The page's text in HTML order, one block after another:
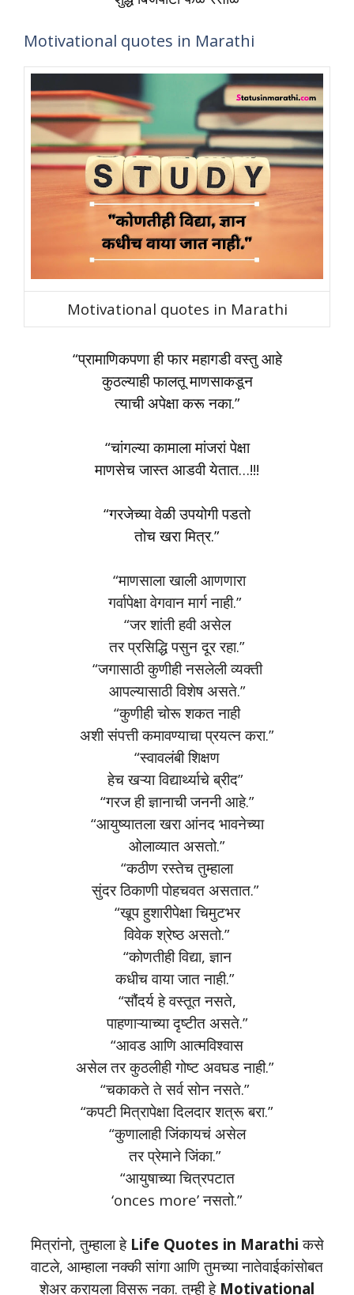
Motivational quotes in Marathi
Motivational quotes in Marathi
“प्रामाणिकपणा ही फार महागडी वस्तु आहे
कुठल्याही फालतू माणसाकडून
त्याची अपेक्षा करू नका.”
“चांगल्या कामाला मांजरां पेक्षा
माणसेच जास्त आडवी येतात…!!!
“गरजेच्या वेळी उपयोगी पडतो
तोच खरा मित्र.”
“माणसाला खाली आणणारा
गर्वापेक्षा वेगवान मार्ग नाही.”
“जर शांती हवी असेल
तर प्रसिद्धि पसुन दूर रहा.”
“जगासाठी कुणीही नसलेली व्यक्ती
आपल्यासाठी ‪‎विशेष‬ असते.”
“कुणीही चोरू शकत नाही
अशी संपत्ती कमावण्याचा प्रयत्न करा.‌”
“स्वावलंबी शिक्षण
हेच खऱ्या विद्यार्थ्याचे ब्रीद”
“गरज ही ज्ञानाची जननी आहे.”
“आयुष्यातला खरा आंनद भावनेच्या
ओलाव्यात असतो.”
“कठीण रस्तेच तुम्हाला
सुंदर ठिकाणी पोहचवत असतात.”
“खूप हुशारीपेक्षा चिमुटभर
विवेक श्रेष्ठ असतो.”
“कोणतीही विद्या, ज्ञान
कधीच वाया जात नाही.”
“सौंदर्य हे वस्तूत नसते,
पाहणाऱ्याच्या दृष्टीत असते.”
“आवड आणि आत्मविश्वास
असेल तर कुठलीही गोष्ट अवघड नाही.”
“चकाकते ते सर्व सोन नसते.”
“कपटी मित्रापेक्षा दिलदार शत्रू बरा.”
“कुणालाही जिंकायचं असेल
तर प्रेमाने जिंका.”
“आयुषाच्या चित्रपटात
‘onces more’ नसतो.”
मित्रांनो, तुम्हाला हेLife Quotes in Marathi कसे
वाटले, आम्हाला नक्की सांगा आणि तुमच्या नातेवाईकांसोबत
शेअर करायला विसरू नका. तुम्ही हे Motivational